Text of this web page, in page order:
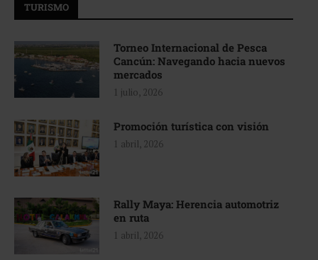
TURISMO
Torneo Internacional de Pesca
Cancún: Navegando hacia nuevos
mercados
1 julio, 2026
Promoción turística con visión
1 abril, 2026
Rally Maya: Herencia automotriz
en ruta
1 abril, 2026